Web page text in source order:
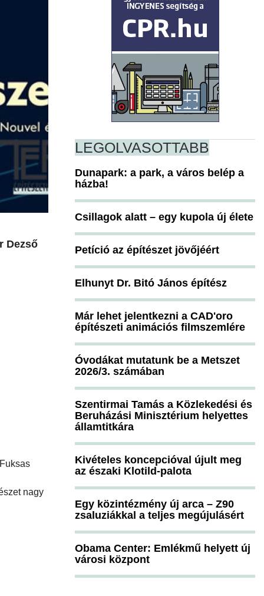
Dezső
nagy
LEGOLVASOTTABB
Dunapark: a park, a város belép a
házba!
Csillagok alatt – egy kupola új élete
Petíció az építészet jövőjéért
Elhunyt Dr. Bitó János építész
Már lehet jelentkezni a CAD'oro
építészeti animációs filmszemlére
Óvodákat mutatunk be a Metszet
2026/3. számában
Szentirmai Tamás a Közlekedési és
Beruházási Minisztérium helyettes
államtitkára
Kivételes koncepcióval újult meg
az északi Klotild-palota
Egy közintézmény új arca – Z90
zsaluziákkal a teljes megújulásért
Obama Center: Emlékmű helyett új
városi központ